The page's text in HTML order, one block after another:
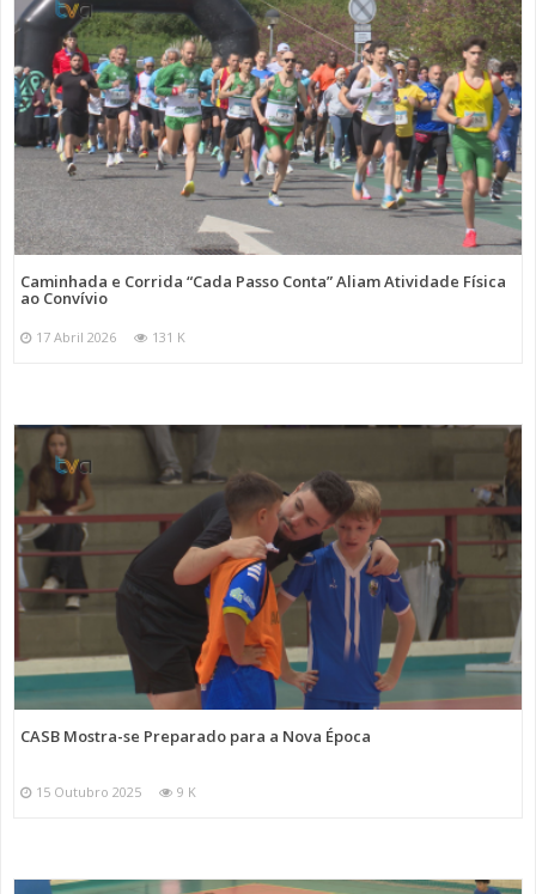
Caminhada e Corrida “Cada Passo Conta” Aliam Atividade Física
ao Convívio
17 Abril 2026 131 K
CASB Mostra-se Preparado para a Nova Época
15 Outubro 2025 9 K